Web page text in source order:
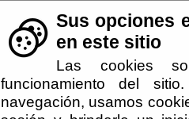
Sus opciones
en este sitio
Las cookies
funcionamiento del
navegación, usamos